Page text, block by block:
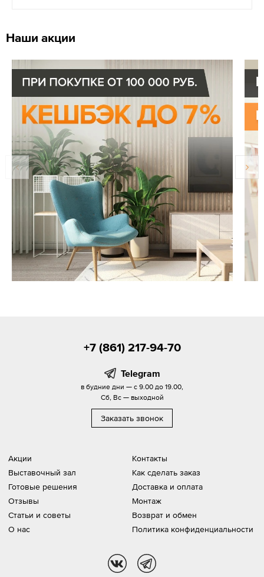
Наши акции
Акции
Выставочный зал
Готовые решения
Отзывы
Статьи и советы
О нас
Контакты
Как сделать заказ
Доставка и оплата
Монтаж
Возврат и обмен
Политика конфиденциальности
+7 (861) 217-94-70
Telegram
в будние дни — с 9.00 до 19.00,
Сб, Вс — выходной
Заказать звонок